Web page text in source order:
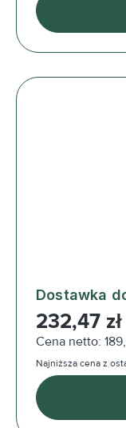
Dostawka
Cena regularna:
232,47 zł
Cena netto:
Najniższa cena z